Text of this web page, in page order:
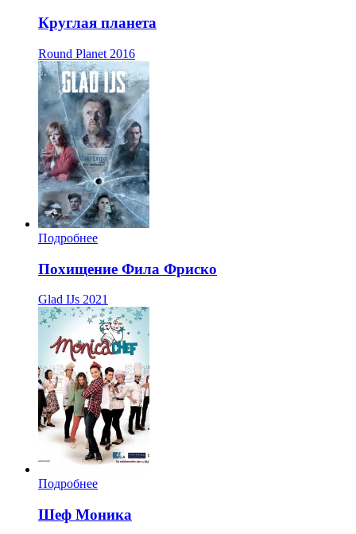
Круглая планета
Round Planet 2016
Подробнее
Похищение Фила Фриско
Glad IJs 2021
Подробнее
Шеф Моника